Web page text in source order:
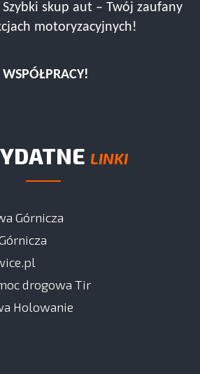
skup aut – Twój zaufany
motoryzacyjnych!
LINKI
Górnicza
drogowa Tir
Holowanie